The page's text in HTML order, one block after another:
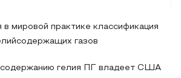
в мировой практике классификация
газов
содержанию гелия ПГ владеет США